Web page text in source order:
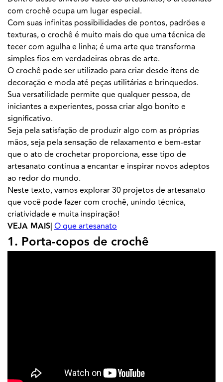
com crochê ocupa um lugar especial.
Com suas infinitas possibilidades de pontos, padrões e
texturas, o crochê é muito mais do que uma técnica de
tecer com agulha e linha; é uma arte que transforma
simples fios em verdadeiras obras de arte.
O crochê pode ser utilizado para criar desde itens de
decoração e moda até peças utilitárias e brinquedos.
Sua versatilidade permite que qualquer pessoa, de
iniciantes a experientes, possa criar algo bonito e
significativo.
Seja pela satisfação de produzir algo com as próprias
mãos, seja pela sensação de relaxamento e bem-estar
que o ato de crochetar proporciona, esse tipo de
artesanato continua a encantar e inspirar novos adeptos
ao redor do mundo.
Neste texto, vamos explorar 30 projetos de artesanato
que você pode fazer com crochê, unindo técnica,
criatividade e muita inspiração!
VEJA MAIS| O que artesanato
1. Porta-copos de crochê